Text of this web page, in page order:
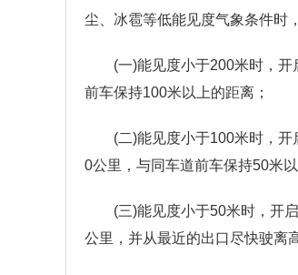
尘、冰雹等低能见度气象条件时
(一)能见度小于200米时，
前车保持100米以上的距离；
(二)能见度小于100米时，
0公里，与同车道前车保持50米以
(三)能见度小于50米时，开
公里，并从最近的出口尽快驶离